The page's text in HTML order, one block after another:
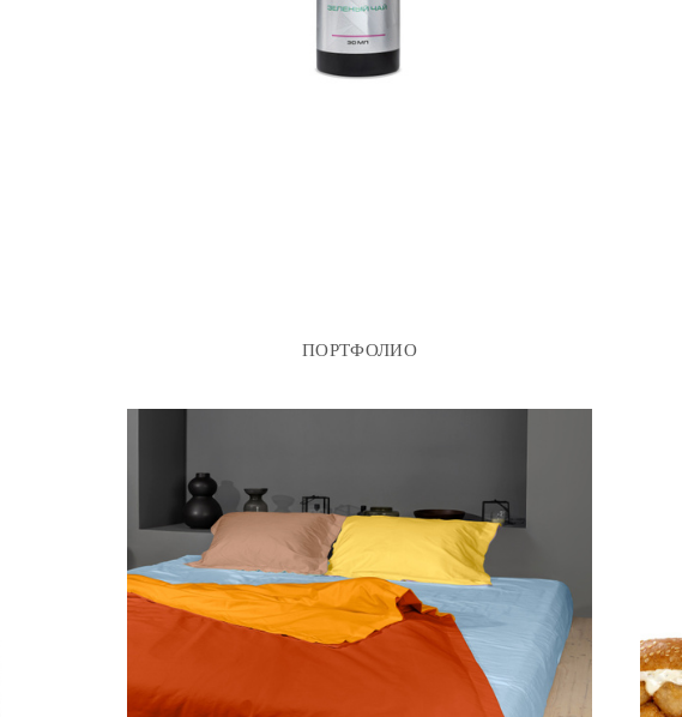
ПОРТФОЛИО